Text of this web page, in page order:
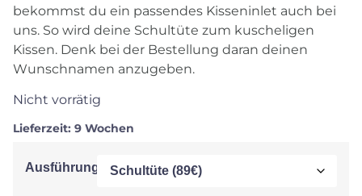
bekommst du ein passendes Kisseninlet auch bei
uns. So wird deine Schultüte zum kuscheligen
Kissen. Denk bei der Bestellung daran deinen
Wunschnamen anzugeben.
Nicht vorrätig
Lieferzeit: 9 Wochen
Ausführung